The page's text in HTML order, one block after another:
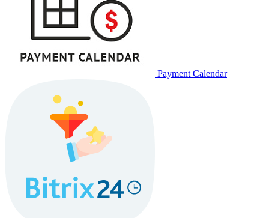
Payment Calendar